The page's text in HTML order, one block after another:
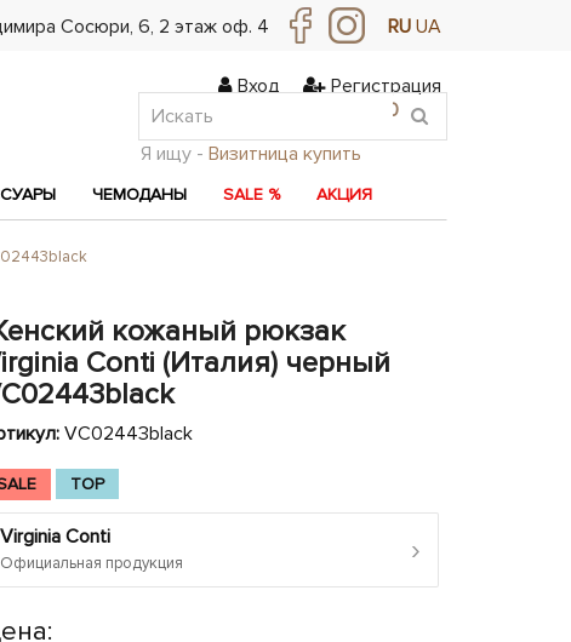
RU UA
Сосюри, ​​6, 2 этаж оф. 4
Вход
Регистрация
0
ЧЕМОДАНЫ SALE % АКЦИЯ
Я ищу - Визитница купить
кожаный рюкзак
Conti (Италия) черный
VC02443black
TOP
Virginia Conti
Официальная продукция ›